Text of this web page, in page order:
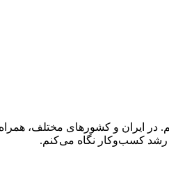
ایران و کشورهای مختلف، همراه
رشد کسب‌وکار نگاه می‌کنم.